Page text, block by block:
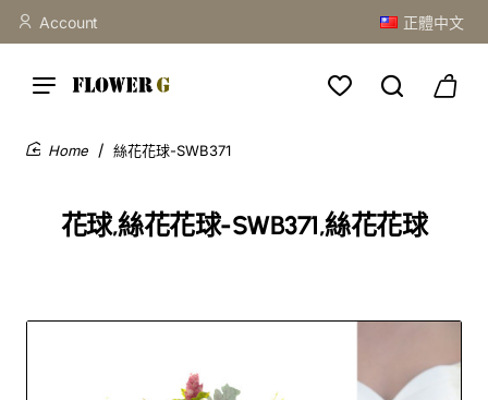
Account 正體中文
花球,絲花花球-SWB371,絲花花球
絲花花球-SWB371